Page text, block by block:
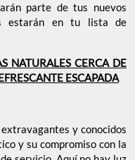
parte de tus nuevos
estarán en tu lista de
NATURALES CERCA DE
ESCAPADA
y conocidos
y su compromiso con la